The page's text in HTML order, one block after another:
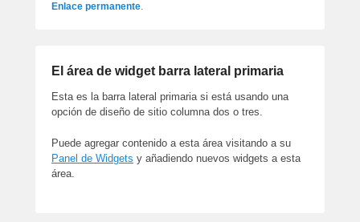
Enlace permanente.
El área de widget barra lateral primaria
Esta es la barra lateral primaria si está usando una
opción de diseño de sitio columna dos o tres.
Puede agregar contenido a esta área visitando a su
Panel de Widgets y añadiendo nuevos widgets a esta
área.